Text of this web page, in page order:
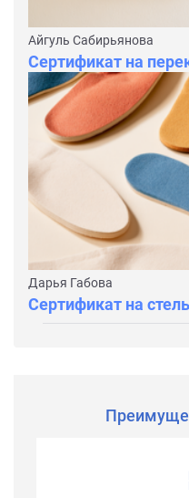
Айгуль Сабирьянова
Сертификат на
Дарья Габова
Сертификат на